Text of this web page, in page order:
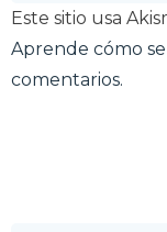
Este sitio usa
Aprende cómo
comentarios.